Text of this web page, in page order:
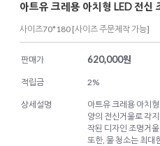
아트유 크레용 아치형 LED 전신
사이즈70*180 [사이즈 주문제작 가능]
판매가 620,000원
적립금 2%
상세설명
아트유 크레용 아치
양의 전신거울로 각
작된 디자인 조명거
또한, 물 청소는 최대